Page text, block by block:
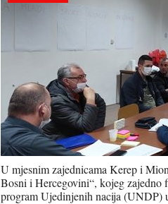
U mjesnim zajednicama Kerep i
Bosni i Hercegovini“, kojeg zajedno
program Ujedinjenih nacija (UNDP)